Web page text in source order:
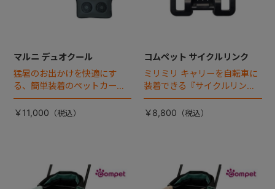
マルニ デュオクール
猛暑のお出かけを快適にす
る、簡単装着のペットカート
専用ダブル送風ファンが登
場。
￥11,000
コムペット サイクルリンク
ミリミリ キャリーを自転車に
装着できる『サイクルリン
ク』が登場！
￥8,800